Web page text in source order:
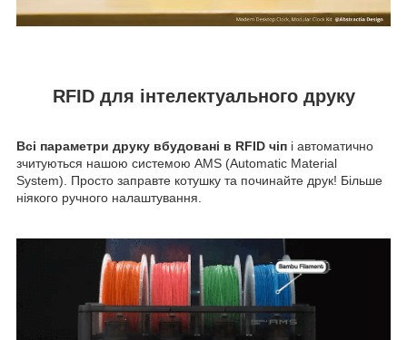
RFID для інтелектуального друку
Всі параметри друку вбудовані в RFID чіп і автоматично
зчитуються нашою системою AMS (Automatic Material
System). Просто заправте котушку та починайте друк! Більше
ніякого ручного налаштування.